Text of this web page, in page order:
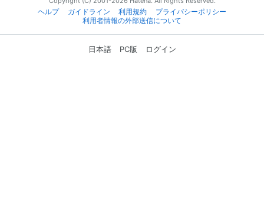
ヘルプ
ガイドライン 利用規約
プライバシーポリシー
利用者情報の外部送信について
日本語 PC版 ログイン